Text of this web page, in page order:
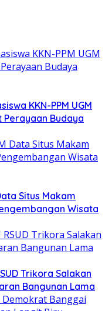
KKN-PPM UGM
Budaya
Situs Makam
Wisata
Trikora Salakan
Bangunan Lama